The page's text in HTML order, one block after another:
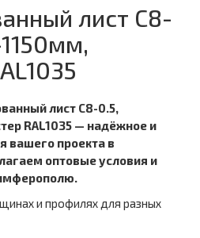
лист С8-
лист С8-0.5,
RAL1035 — надёжное и
вашего проекта в
оптовые условия и
и профилях для разных